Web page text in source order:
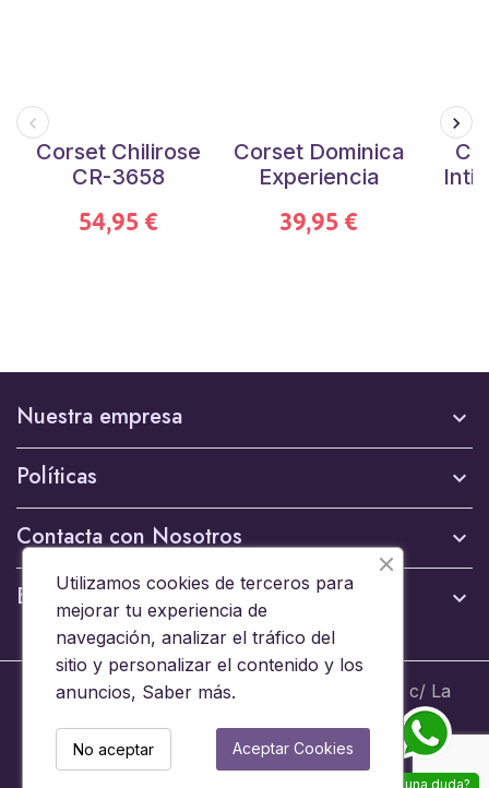
Corset Chilirose
CR-3658
54,95 €
Corset Dominica
Experiencia
39,95 €
Nuestra empresa 
Políticas 
Contacta con Nosotros 
Boletín 
¿Alguna duda?
© 2024 - Brinquedos 15008 SL B44653608 c/ La
Ermita 6, 15008 A Coruña - Todos los derechos
reservados
Utilizamos cookies de terceros para
mejorar tu experiencia de
navegación, analizar el tráfico del
sitio y personalizar el contenido y los
anuncios, Saber más.
Aceptar Cookies
No aceptar